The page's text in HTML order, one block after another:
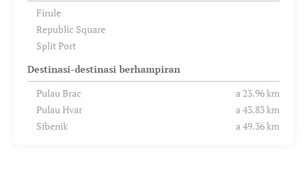
Firule
Republic Square
Split Port
Destinasi-destinasi berhampiran
Pulau Brac
a 23.96 km
Pulau Hvar
a 43.83 km
Sibenik
a 49.36 km